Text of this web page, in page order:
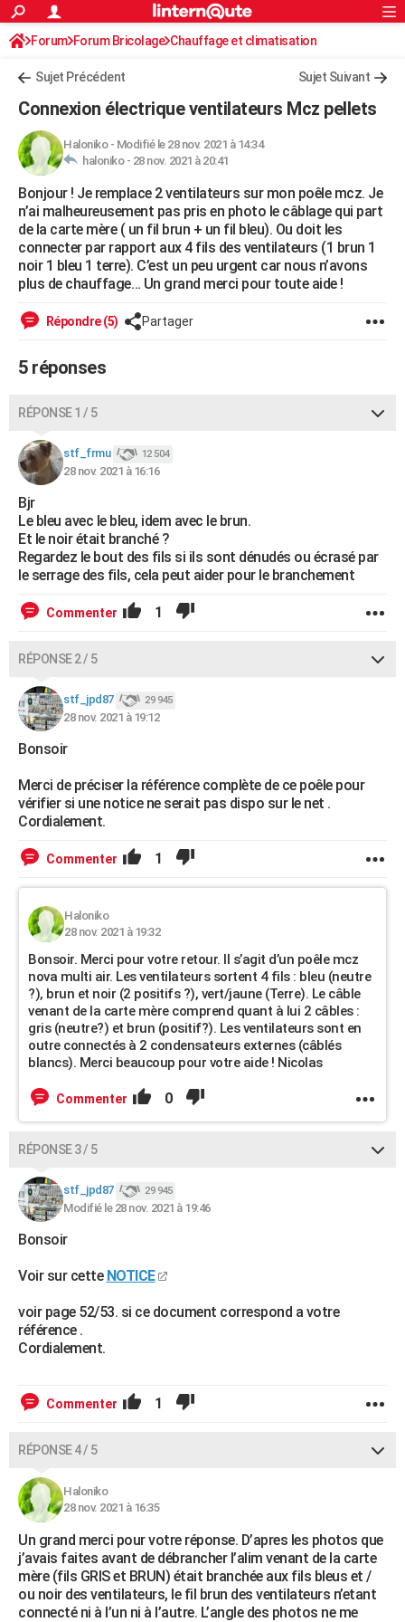
ACTUALITÉS
Politique
Société
Faits Divers
Education
Monde
Villes
+
FINANCE
Retraite
Impôts
Epargne
Immobilier
Risques naturels par ville
Banque
Assurance
Crédit
AUTO
Essais
Réserver un essai
Citadines
Berlines
SUV
Forum auto
+HIGH-TECH
Mobiles
Meilleur smartphone
Internet
Ordinateurs
Jeux vidéo
Guide high-tech
+BRICOLAGE
Forum
Aménagement intérieur
Extérieur
Cuisine
Salle de bains
Jardinage
Rangement
WEEK-END
Guides de France
Escapades
Patrimoine
Expositions
Musées
Week-end nature
LIFESTYLE
GUIDES D'ACHAT
BONS PLANS
CARTE DE VOEUX
Carte de Noël
Carte Bonne année
Carte Saint-Valentin
Carte Pâques
Carte d'anniversaire
DICTIONNAIRE
Dictionnaire
Biographies
Citations
Expressions
Proverbes
PROGRAMME TV
AVIS DE DÉCÈS
FORUM
Bricolage
Lifestyle
Culture
Sport
Auto
Television
Voyage
Cinema
Rechercher
S'inscrire
Connexion
Forum Forum Bricolage Chauffage et climatisation
Chauffage bois/pellet/granulés
Sujet Précédent Sujet Suivant
Connexion électrique ventilateurs Mcz pellets
Haloniko- Modifié le 28 nov. 2021 à 14:34
haloniko - 28 nov. 2021 à 20:41
Bonjour ! Je remplace 2 ventilateurs sur mon poêle mcz. Je
n’ai malheureusement pas pris en photo le câblage qui part
de la carte mère ( un fil brun + un fil bleu). Ou doit les
connecter par rapport aux 4 fils des ventilateurs (1 brun 1
noir 1 bleu 1 terre). C’est un peu urgent car nous n’avons
plus de chauffage… Un grand merci pour toute aide !
Répondre (5) Partager
5 réponses
RÉPONSE 1 / 5
stf_frmu 12 504
28 nov. 2021 à 16:16
Bjr
Le bleu avec le bleu, idem avec le brun.
Et le noir était branché ?
Regardez le bout des fils si ils sont dénudés ou écrasé par
le serrage des fils, cela peut aider pour le branchement
Commenter 1
RÉPONSE 2 / 5
stf_jpd87 29 945
28 nov. 2021 à 19:12
Bonsoir
Merci de préciser la référence complète de ce poêle pour
vérifier si une notice ne serait pas dispo sur le net .
Cordialement.
Commenter 1
Haloniko
28 nov. 2021 à 19:32
Bonsoir. Merci pour votre retour. Il s’agit d’un poêle mcz
nova multi air. Les ventilateurs sortent 4 fils : bleu (neutre
?), brun et noir (2 positifs ?), vert/jaune (Terre). Le câble
venant de la carte mère comprend quant à lui 2 câbles :
gris (neutre?) et brun (positif?). Les ventilateurs sont en
outre connectés à 2 condensateurs externes (câblés
blancs). Merci beaucoup pour votre aide ! Nicolas
Commenter 0
RÉPONSE 3 / 5
stf_jpd87 29 945
Modifié le 28 nov. 2021 à 19:46
Bonsoir
Voir sur cette NOTICE
voir page 52/53. si ce document correspond a votre
référence .
Cordialement.
Commenter 1
RÉPONSE 4 / 5
Haloniko
28 nov. 2021 à 16:35
Un grand merci pour votre réponse. D’apres les photos que
j’avais faites avant de débrancher l’alim venant de la carte
mère (fils GRIS et BRUN) était branchée aux fils bleus et /
ou noir des ventilateurs, le fil brun des ventilateurs n’etant
connecté ni à l’un ni à l’autre. L’angle des photos ne me